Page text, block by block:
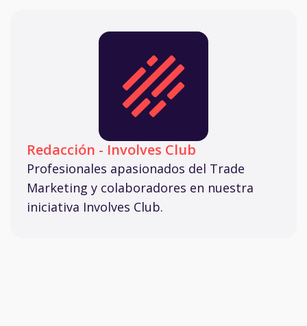
Redacción - Involves Club
Profesionales apasionados del Trade
Marketing y colaboradores en nuestra
iniciativa Involves Club.